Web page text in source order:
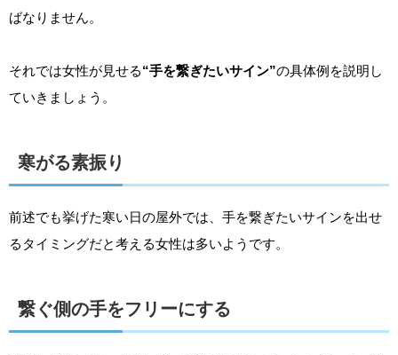
ばなりません。
それでは女性が見せる“手を繋ぎたいサイン”の具体例を説明し
ていきましょう。
寒がる素振り
前述でも挙げた寒い日の屋外では、手を繋ぎたいサインを出せ
るタイミングだと考える女性は多いようです。
繋ぐ側の手をフリーにする